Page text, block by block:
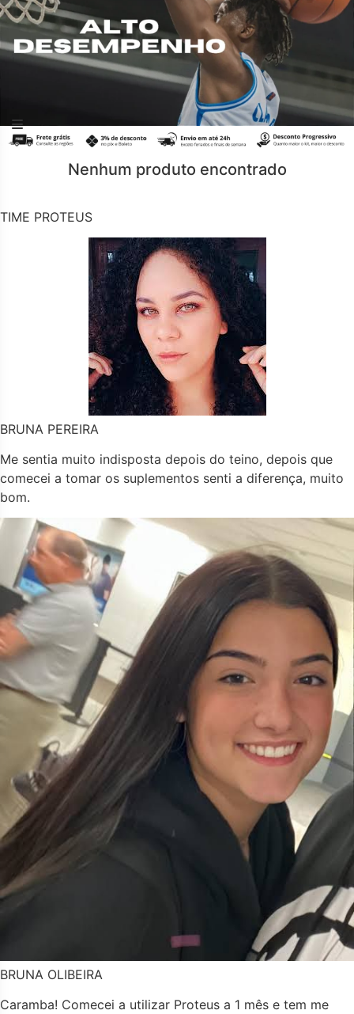
Nenhum produto encontrado
TIME PROTEUS
BRUNA PEREIRA
Me sentia muito indisposta depois do teino, depois que
comecei a tomar os suplementos senti a diferença, muito
bom.
BRUNA OLIBEIRA
Caramba! Comecei a utilizar Proteus a 1 mês e tem me